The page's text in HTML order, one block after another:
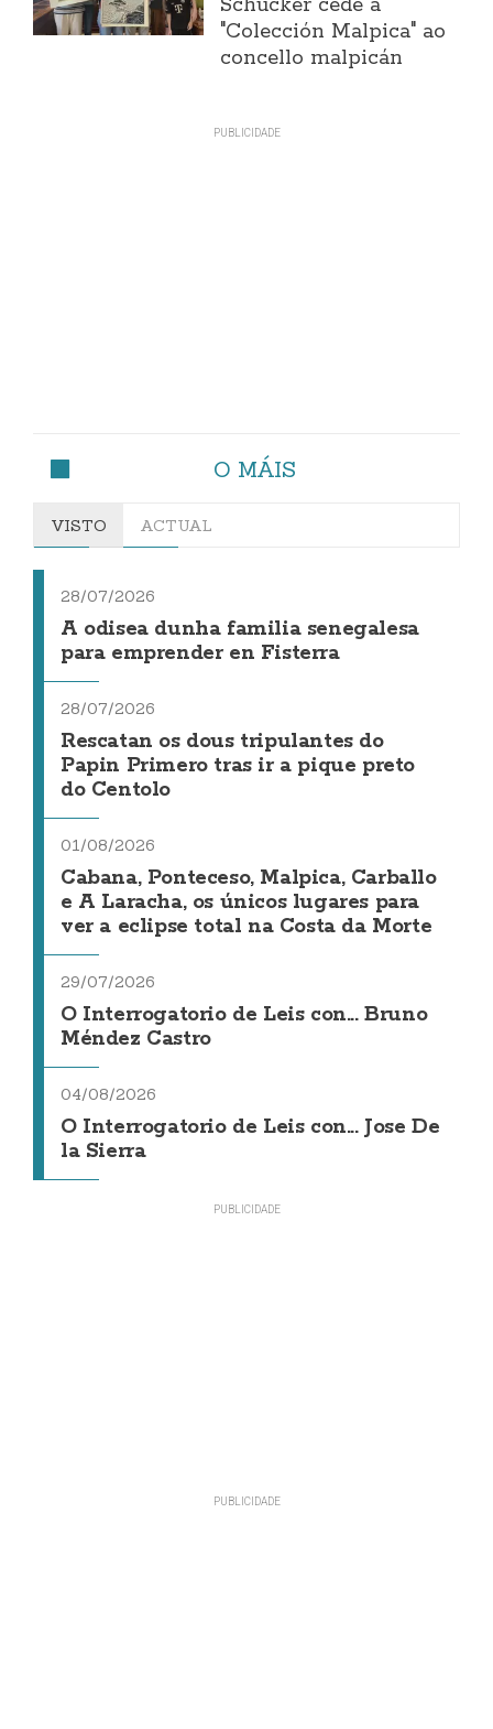
Schücker cede a
"Colección Malpica" ao
concello malpicán
O MÁIS
VISTO ACTUAL
28/07/2026
A odisea dunha familia senegalesa
para emprender en Fisterra
28/07/2026
Rescatan os dous tripulantes do
Papin Primero tras ir a pique preto
do Centolo
01/08/2026
Cabana, Ponteceso, Malpica, Carballo
e A Laracha, os únicos lugares para
ver a eclipse total na Costa da Morte
29/07/2026
O Interrogatorio de Leis con... Bruno
Méndez Castro
04/08/2026
O Interrogatorio de Leis con... Jose De
la Sierra